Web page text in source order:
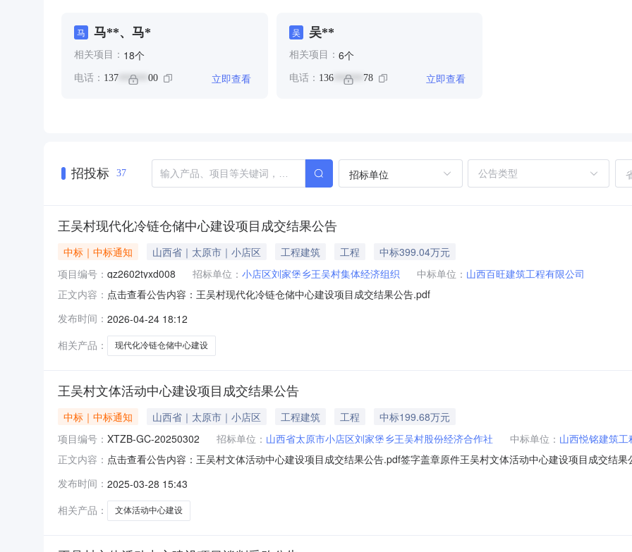
马 马**、马*
相关项目： 18个
电话： 137 ****** 00 立即查看
吴 吴**
相关项目： 6个
电话： 136****** 78 立即查看
招投标 37 招标单位
王吴村现代化冷链仓储中心建设项目成交结果公告
中标｜中标通知 山西省｜太原市｜小店区 工程建筑 工程
中标399.04万元
项目编号： qz2602tyxd008 招标单位： 小店区刘家堡乡王吴村集体经济组织 中标单位： 山西百旺建筑工程有限公司
正文内容： 点击查看公告内容：王吴村现代化冷链仓储中心建设项目成交结果公告.pdf
发布时间： 2026-04-24 18:12
相关产品：
现代化冷链仓储中心建设
王吴村文体活动中心建设项目成交结果公告
中标｜中标通知 山西省｜太原市｜小店区 工程建筑 工程
中标199.68万元
项目编号： XTZB-GC-20250302 招标单位： 山西省太原市小店区刘家堡乡王吴村股份经济合作社 中标单位： 山西悦铭建筑
正文内容： 点击查看公告内容：王吴村文体活动中心建设项目成交结果公告.pdf签字盖章原件王吴村文体活动中心建设项目成交结
现将成交结果公告如下：一、成交结果王吴村文体活动中心建设项目：排序成交单位名称成交价格1山西悦铭建筑工程
发布时间： 2025-03-28 15:43
相关产品：
文体活动中心建设